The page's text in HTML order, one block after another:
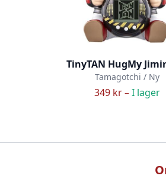
TinyTAN HugMy
Tamagotchi / Ny
349 kr –I lager